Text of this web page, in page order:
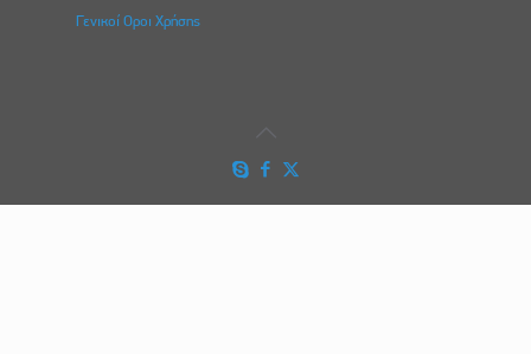
Γενικοί Οροι Χρήσης